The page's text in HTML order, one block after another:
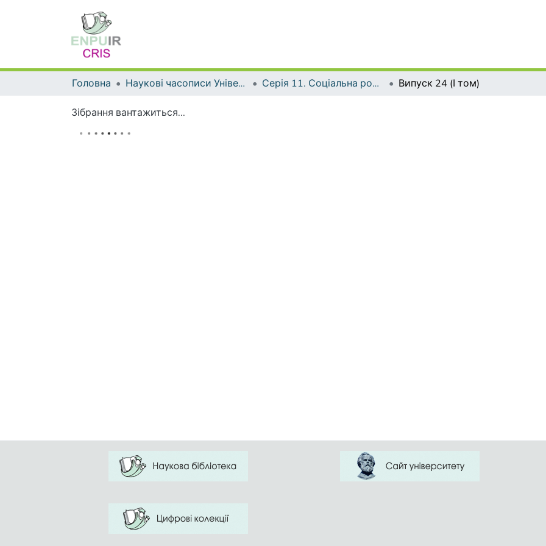
Головна Наукові часописи Університету Серія 11. Соціальна робота. Соціальна педагогіка. Випуск 24 (І том)
Зібрання вантажиться...